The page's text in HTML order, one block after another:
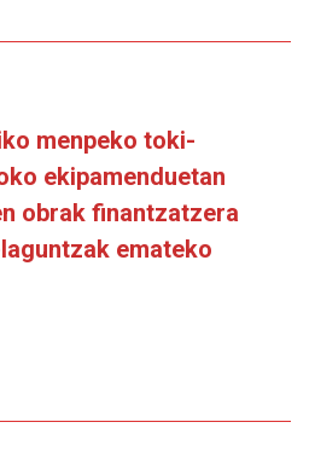
menpeko toki-
ekipamenduetan
obrak finantzatzera
emateko